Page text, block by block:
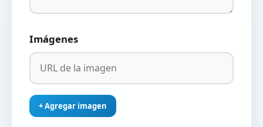
Imágenes
+ Agregar imagen